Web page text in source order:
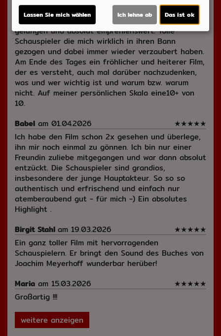
geschuldet manchmal etwas schwerfällig, aber
dennoch mit einer fröhlichen Heiterkeit. Sehr
gelungen und absolut empfehlenswert. Tolle
Schauspieler die mich wirklich in ihren Bann
gezogen und dabei immer wieder verzaubert haben.
Am Ende des Tages ein fröhlicher und heiterer Film,
der es versteht, auch mal darüber nachzudenken,
was und wer wichtig ist und warum bzw. warum
nicht. Auf meiner persönlichen Skala eine10+ von
10.
Babel am 01.04.2026 ★★★★★
Ich habe den Film schon 2x gesehen und überlege,
ihn mir noch einmal zu gönnen. Ich bin nur einer
Freundin zuliebe mitgegangen und war dann absolut
entzückt. Die Schauspieler sind grandios,
insbesondere der junge Hauptakteur. So so so
authentisch und erfrischend und einfach nur
atemberaubend gut - für mich -) Ein absolutes
Highlight .
Birgit Stahl am 19.03.2026 ★★★★★
Ein ganz toller Film mit hervorragenden
Schauspielern. Er bringt den Sound des Buches von
Joachim Meyerhoff wunderbar herüber!
Maria am 15.03.2026 ★★★★★
Großartig !!!
weitere anzeigen
Lassen Sie mich wählen Ich lehne ab Das ist ok